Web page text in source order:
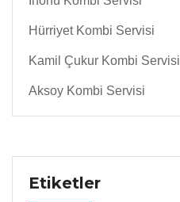
Hürriyet Kombi Servisi
Kamil Çukur Kombi Servisi
Aksoy Kombi Servisi
Etiketler